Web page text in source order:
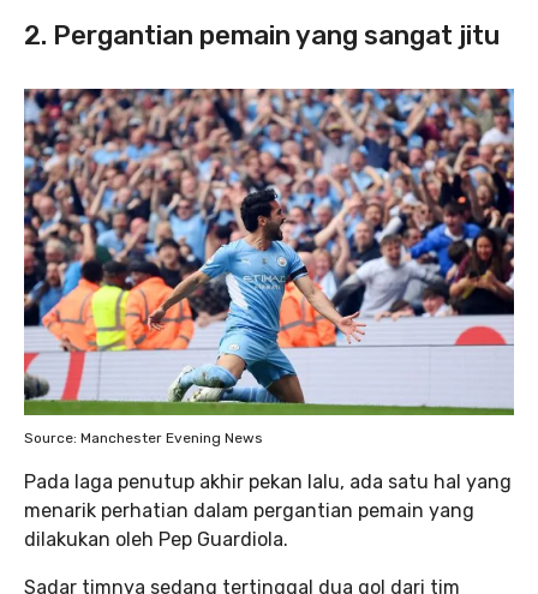
2. Pergantian pemain yang sangat jitu
Source: Manchester Evening News
Pada laga penutup akhir pekan lalu, ada satu hal yang
menarik perhatian dalam pergantian pemain yang
dilakukan oleh Pep Guardiola.
Sadar timnya sedang tertinggal dua gol dari tim